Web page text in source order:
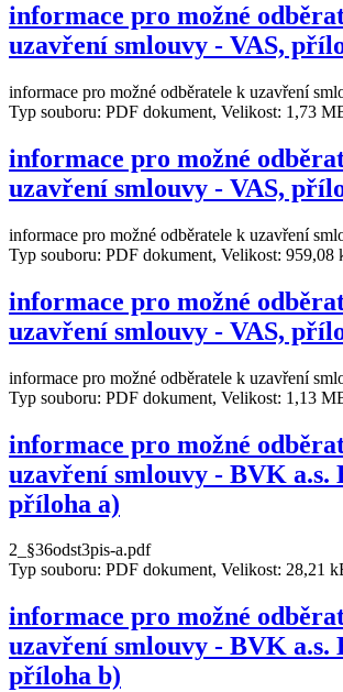
informace pro možné
uzavření smlouvy - VAS,
informace pro možné odběratele k uzavření
Typ souboru: PDF dokument, Velikost: 1,73
informace pro možné
uzavření smlouvy - VAS,
informace pro možné odběratele k uzavření
Typ souboru: PDF dokument, Velikost: 959,08
informace pro možné
uzavření smlouvy - VAS,
informace pro možné odběratele k uzavření
Typ souboru: PDF dokument, Velikost: 1,13
informace pro možné
uzavření smlouvy - BVK a.s.
příloha a)
2_§36odst3pis-a.pdf
Typ souboru: PDF dokument, Velikost: 28,21
informace pro možné
uzavření smlouvy - BVK a.s.
příloha b)